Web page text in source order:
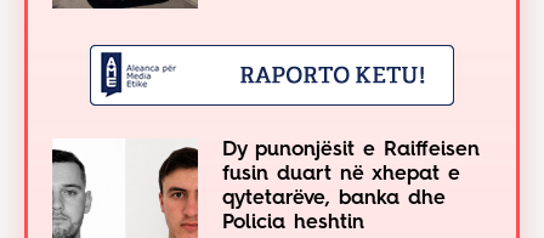
Dy punonjësit e Raiffeisen
fusin duart në xhepat e
qytetarëve, banka dhe
Policia heshtin